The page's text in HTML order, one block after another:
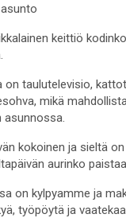
keittiö
on taulutelevisio,
mikä
kokoinen ja sieltä
aurinko
on kylpyamme ja
työpöytä ja